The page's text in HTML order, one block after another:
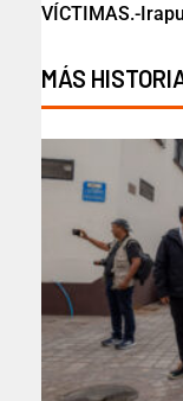
VÍCTIMAS.-
MÁS